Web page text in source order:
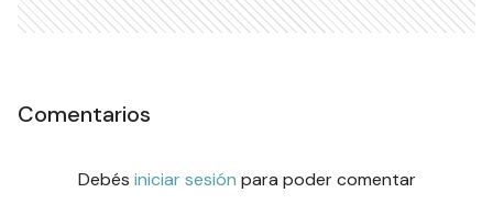
Comentarios
Debés iniciar sesión para poder comentar